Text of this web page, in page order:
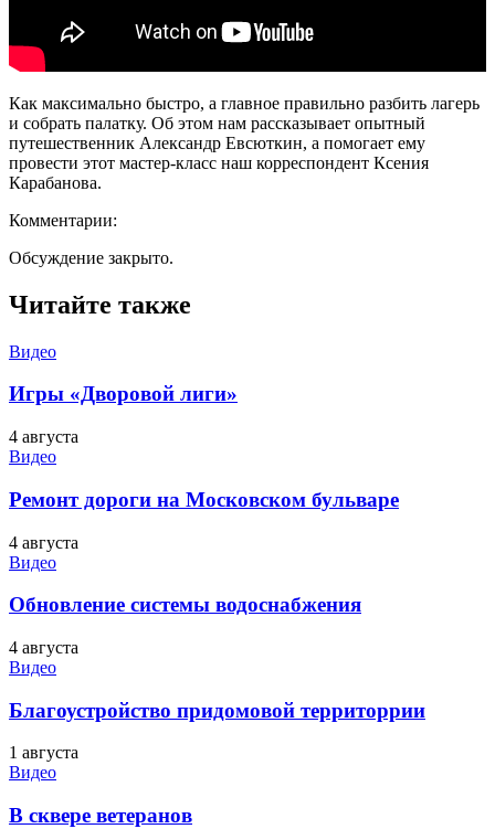
Как максимально быстро, а главное правильно разбить лагерь
и собрать палатку. Об этом нам рассказывает опытный
путешественник Александр Евсюткин, а помогает ему
провести этот мастер-класс наш корреспондент Ксения
Карабанова.
Комментарии:
Обсуждение закрыто.
Читайте также
Видео
Игры «Дворовой лиги»
4 августа
Видео
Ремонт дороги на Московском бульваре
4 августа
Видео
Обновление системы водоснабжения
4 августа
Видео
Благоустройство придомовой территоррии
1 августа
Видео
В сквере ветеранов